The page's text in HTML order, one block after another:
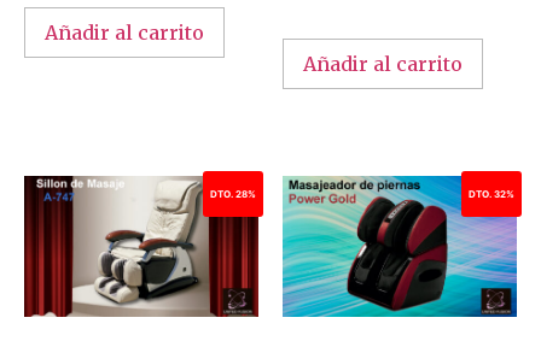
Añadir al carrito
Añadir al carrito
DTO. 28% DTO. 32%